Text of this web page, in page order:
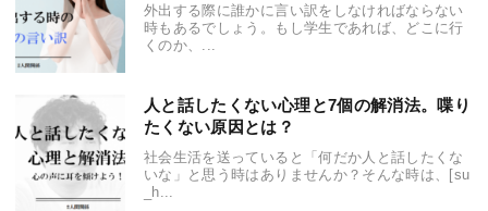
外出する際に誰かに言い訳をしなければならない
時もあるでしょう。もし学生であれば、どこに行
くのか、...
人と話したくない心理と7個の解消法。喋り
たくない原因とは？
社会生活を送っていると「何だか人と話したくな
いな」と思う時はありませんか？そんな時は、[su
_h...